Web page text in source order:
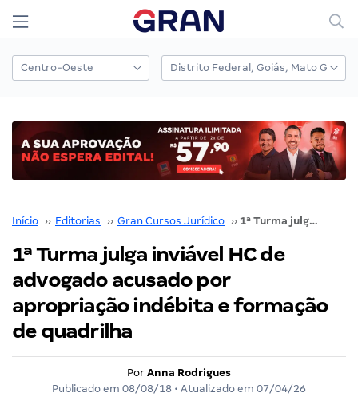
Início ›› Editorias ›› Gran Cursos Jurídico ›› 1ª Turma julga inviável HC de advogado acusado por apropriação indébita e formação de quadrilha
1ª Turma julga inviável HC de
advogado acusado por
apropriação indébita e formação
de quadrilha
Por Anna Rodrigues
Publicado em 08/08/18 • Atualizado em 07/04/26